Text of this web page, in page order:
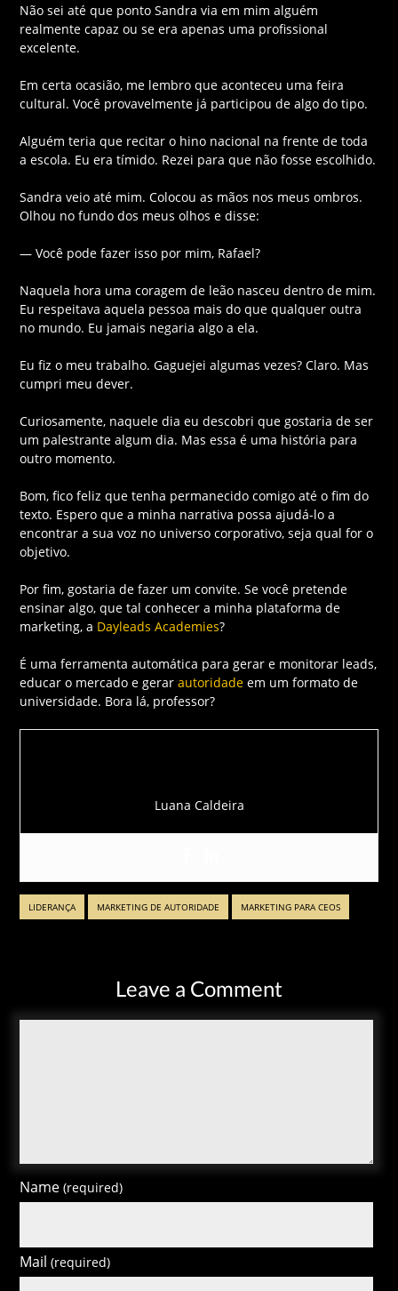
Não sei até que ponto Sandra via em mim alguém
realmente capaz ou se era apenas uma profissional
excelente.
Em certa ocasião, me lembro que aconteceu uma feira
cultural. Você provavelmente já participou de algo do tipo.
Alguém teria que recitar o hino nacional na frente de toda
a escola. Eu era tímido. Rezei para que não fosse escolhido.
Sandra veio até mim. Colocou as mãos nos meus ombros.
Olhou no fundo dos meus olhos e disse:
— Você pode fazer isso por mim, Rafael?
Naquela hora uma coragem de leão nasceu dentro de mim.
Eu respeitava aquela pessoa mais do que qualquer outra
no mundo. Eu jamais negaria algo a ela.
Eu fiz o meu trabalho. Gaguejei algumas vezes? Claro. Mas
cumpri meu dever.
Curiosamente, naquele dia eu descobri que gostaria de ser
um palestrante algum dia. Mas essa é uma história para
outro momento.
Bom, fico feliz que tenha permanecido comigo até o fim do
texto. Espero que a minha narrativa possa ajudá-lo a
encontrar a sua voz no universo corporativo, seja qual for o
objetivo.
Por fim, gostaria de fazer um convite. Se você pretende
ensinar algo, que tal conhecer a minha plataforma de
marketing, a Dayleads Academies?
É uma ferramenta automática para gerar e monitorar leads,
educar o mercado e gerarautoridade em um formato de
universidade. Bora lá, professor?
Luana Caldeira
LIDERANÇA MARKETING DE AUTORIDADE MARKETING PARA CEOS
Leave a Comment
Name(required)
Mail(required)